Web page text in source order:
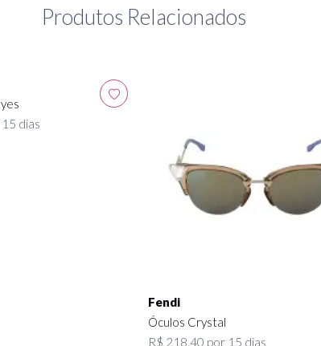
Produtos Relacionados
Fendi
Óculos Crystal
R$ 218,40 por 15 dias